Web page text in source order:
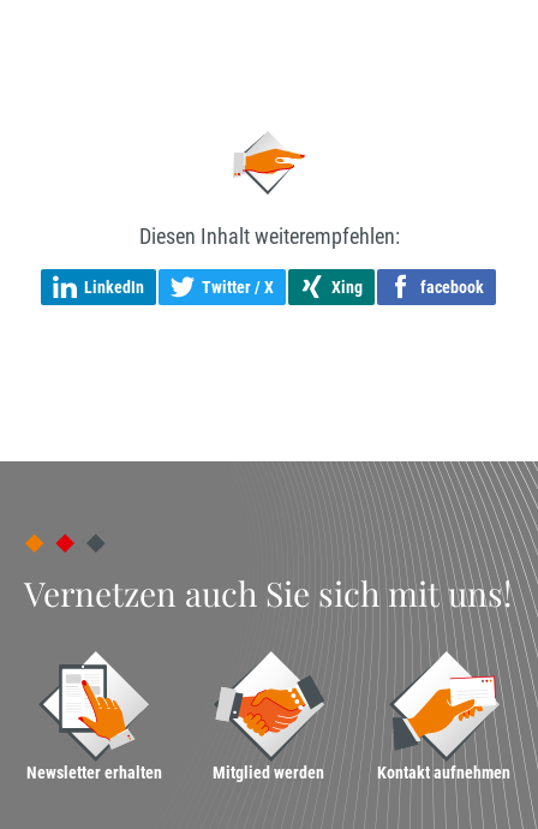
Diesen Inhalt weiterempfehlen:
LinkedIn Twitter / X Xing facebook
Vernetzen auch Sie sich mit uns!
Newsletter erhalten Mitglied werden Kontakt aufnehmen